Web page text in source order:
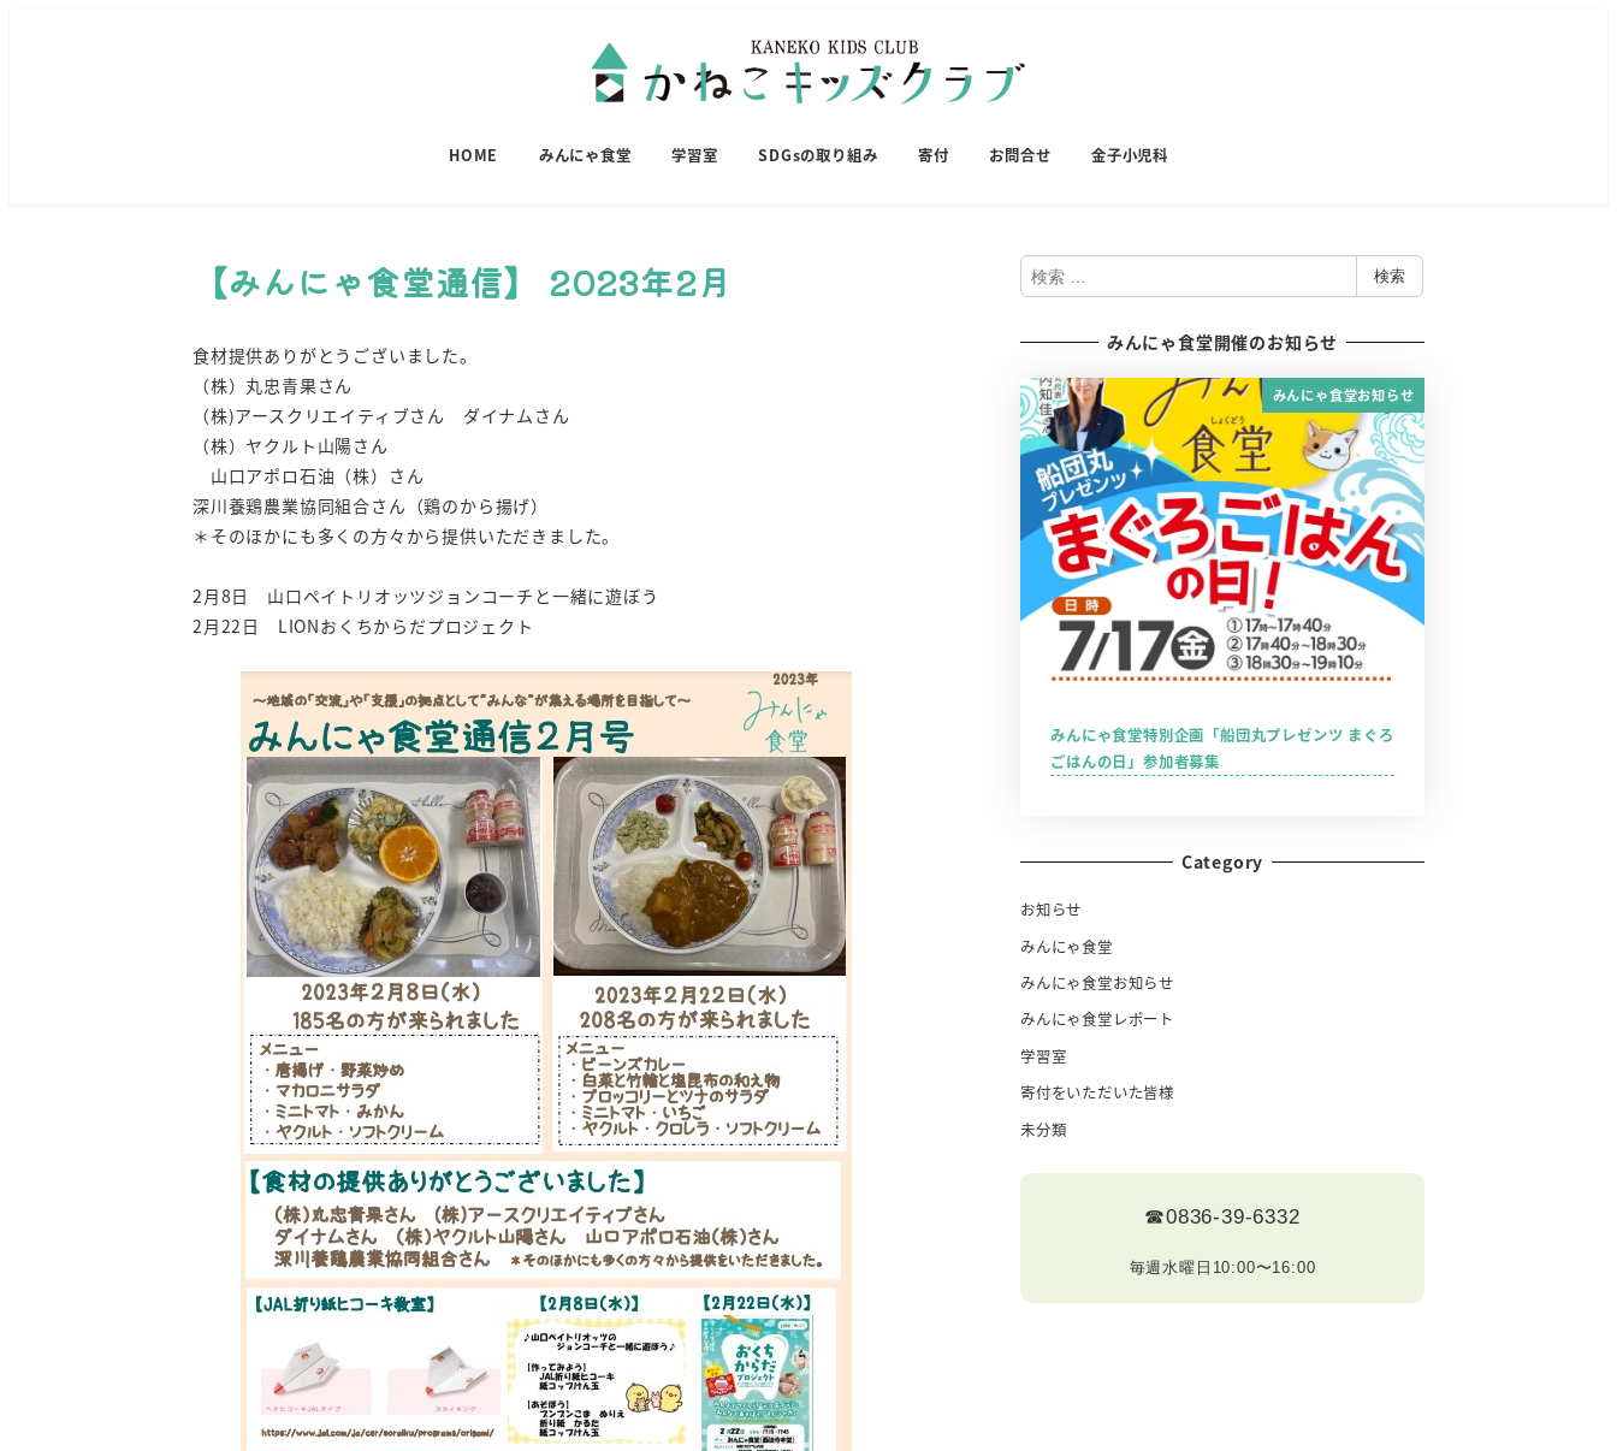
HOME みんにゃ食堂 学習室 SDGsの取り組み 寄付 お問合せ 金子小児科
【みんにゃ食堂通信】 2023年2月
食材提供ありがとうございました。
（株）丸忠青果さん
（株)アースクリエイティブさん ダイナムさん
（株）ヤクルト山陽さん
山口アポロ石油（株）さん
深川養鶏農業協同組合さん（鶏のから揚げ）
＊そのほかにも多くの方々から提供いただきました。
2月8日 山口ペイトリオッツジョンコーチと一緒に遊ぼう
2月22日 LIONおくちからだプロジェクト
検
索
検索
みんにゃ食堂開催のお知らせ
みんにゃ食堂お知らせ
みんにゃ食堂特別企画「船団丸プレゼンツ まぐろ
ごはんの日」参加者募集
Category
お知らせ
みんにゃ食堂
みんにゃ食堂お知らせ
みんにゃ食堂レポート
学習室
寄付をいただいた皆様
未分類
☎0836-39-6332
毎週水曜日10:00〜16:00